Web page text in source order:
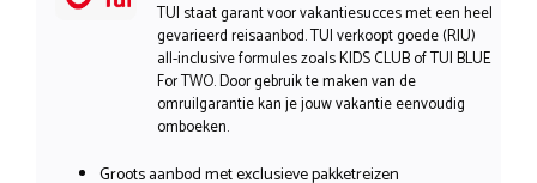
TUI staat garant voor vakantiesucces met een heel
gevarieerd reisaanbod. TUI verkoopt goede (RIU)
all-inclusive formules zoals KIDS CLUB of TUI BLUE
For TWO. Door gebruik te maken van de
omruilgarantie kan je jouw vakantie eenvoudig
omboeken.
Groots aanbod met exclusieve pakketreizen